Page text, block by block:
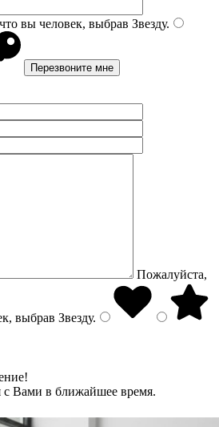
вы человек, выбрав Звезду.
Пожалуйста,
выбрав Звезду.
Вами в ближайшее время.